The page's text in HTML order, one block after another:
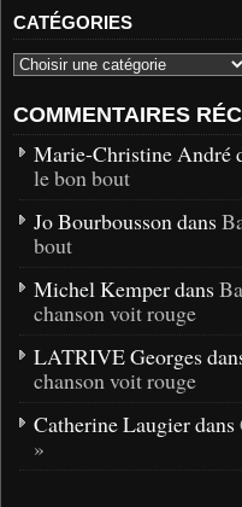
CATÉGORIES
COMMENTAIRES
Marie-Christine André
le bon bout
Jo Bourbousson dans
bout
Michel Kemper dans
chanson voit rouge
LATRIVE Georges
chanson voit rouge
Catherine Laugier dans
»